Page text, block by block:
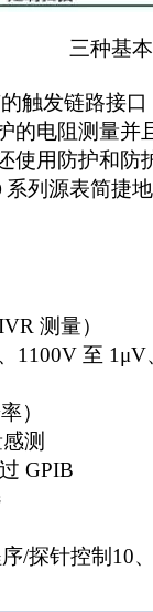
三种基
触发链路接
的电阻测量并
使用防护和
系列源表简捷
测量）
1100V 至
）
测
GPIB
/探针控制 10